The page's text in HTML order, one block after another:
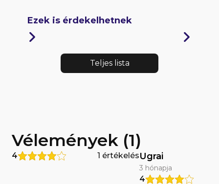
Ezek is érdekelhetnek
Teljes lista
Vélemények (1)
4 1 értékelésUgrai
3 hónapja
4